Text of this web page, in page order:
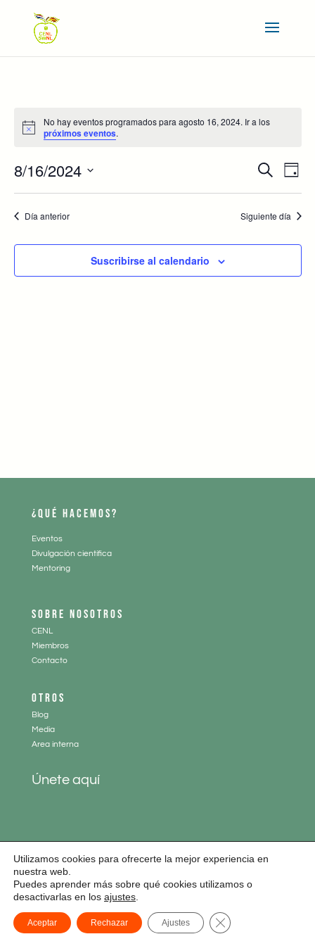
Aviso
No hay eventos programados para agosto 16, 2024. Ir a los
próximos eventos.
DE
Y
DE
EVENTOS
Buscar
DE
DE
Día
8/16/2024
Día anterior Siguiente día
Suscribirse al calendario
¿QUÉ HACEMOS?
Eventos
Divulgación científica
Mentoring
SOBRE NOSOTROS
CENL
Miembros
Contacto
OTROS
Blog
Media
Area interna
Únete aquí
Aviso legal|Política de cookies|Política de privacidad
derechos reservados
Utilizamos cookies para ofrecerte la mejor experiencia en
nuestra web.
Puedes aprender más sobre qué cookies utilizamos o
desactivarlas en los ajustes
Aceptar Rechazar Ajustes Cerrar el banner de